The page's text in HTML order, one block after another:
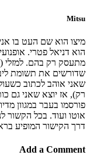
Mitsu
מיצו הוא שם העט בו
הוא דניאל פטרי.
מתעסק רק בהם. למזלי
שדורשים את תשומת
שאני אוהב לכתוב
רק), אז יוצא שאני גם
אוטו ועוד. בכל הקשור
דרך הקישור המופיע
Add a Comment